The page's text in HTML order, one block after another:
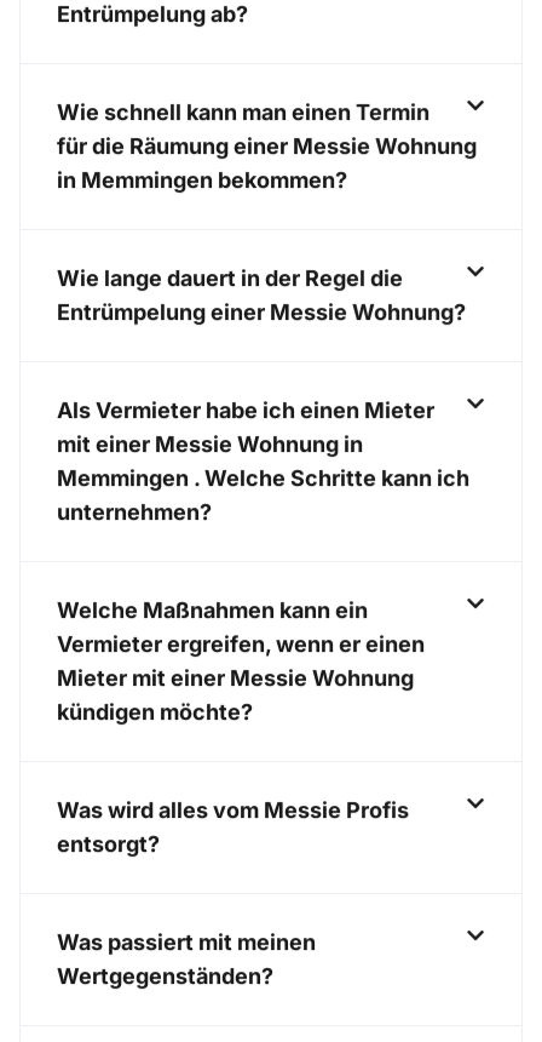
Entrümpelung ab?
Wie schnell kann man einen Termin
für die Räumung einer Messie Wohnung
in Memmingen bekommen?
Wie lange dauert in der Regel die
Entrümpelung einer Messie Wohnung?
Als Vermieter habe ich einen Mieter
mit einer Messie Wohnung in
Memmingen . Welche Schritte kann ich
unternehmen?
Welche Maßnahmen kann ein
Vermieter ergreifen, wenn er einen
Mieter mit einer Messie Wohnung
kündigen möchte?
Was wird alles vom Messie Profis
entsorgt?
Was passiert mit meinen
Wertgegenständen?